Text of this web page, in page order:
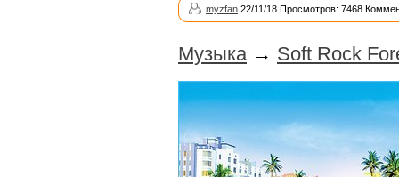
myzfan 22/11/18 Просмотров: 7468
Музыка → Soft Rock